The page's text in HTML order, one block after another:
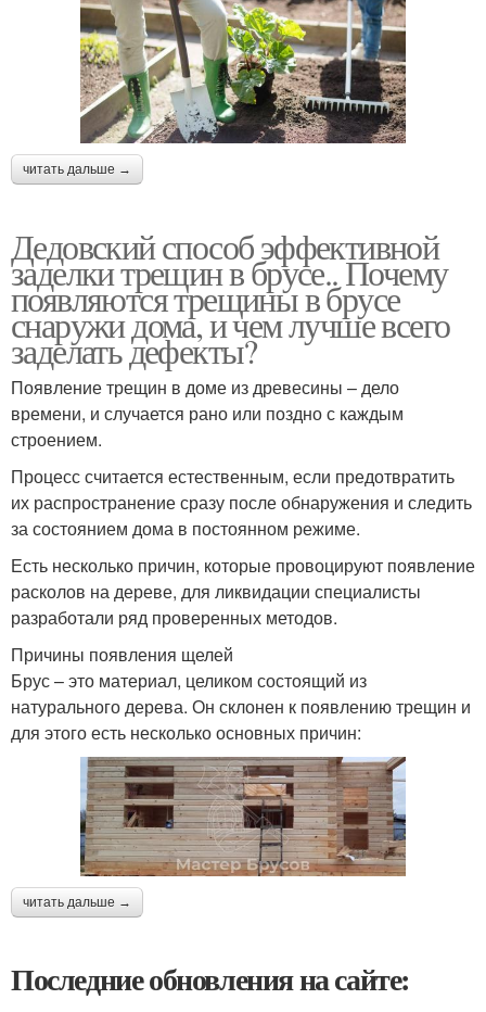
читать дальше →
Дедовский способ эффективной
заделки трещин в брусе.. Почему
появляются трещины в брусе
снаружи дома, и чем лучше всего
заделать дефекты?
Появление трещин в доме из древесины – дело
времени, и случается рано или поздно с каждым
строением.
Процесс считается естественным, если предотвратить
их распространение сразу после обнаружения и следить
за состоянием дома в постоянном режиме.
Есть несколько причин, которые провоцируют появление
расколов на дереве, для ликвидации специалисты
разработали ряд проверенных методов.
Причины появления щелей
Брус – это материал, целиком состоящий из
натурального дерева. Он склонен к появлению трещин и
для этого есть несколько основных причин:
читать дальше →
Последние обновления на сайте: